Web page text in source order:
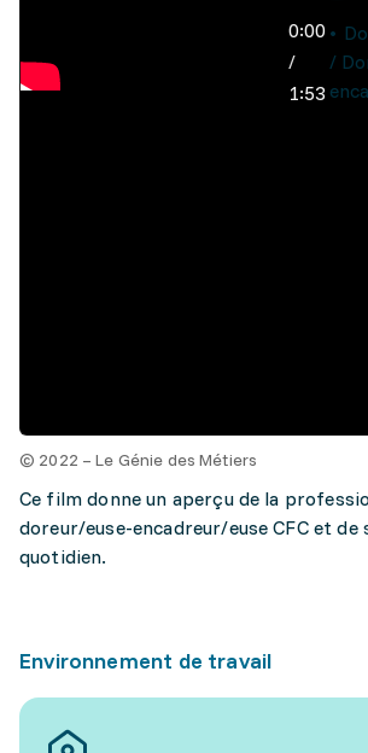
0:00
/
1:53
/
© 2022 – Le Génie des Métiers
Ce film donne un aperçu de la
doreur/euse-encadreur/euse CFC et de
quotidien.
Environnement de travail